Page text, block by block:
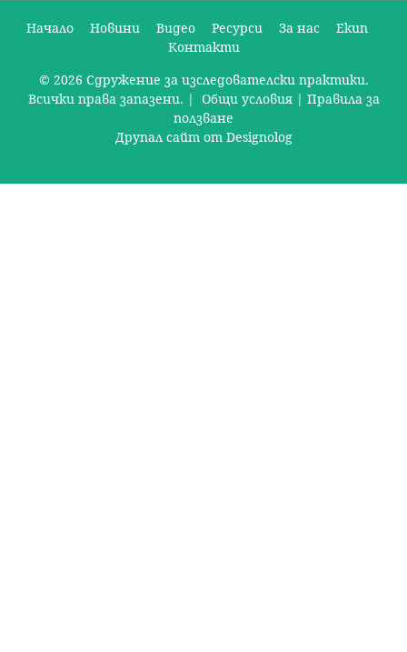
с
в
Начало Новини Видео Ресурси За нас
Екип
Контакти
© 2026 Сдружение за изследователски практики.
Всички права запазени. | Общи условия| Правила за
ползване
Друпал сайт от Designolog